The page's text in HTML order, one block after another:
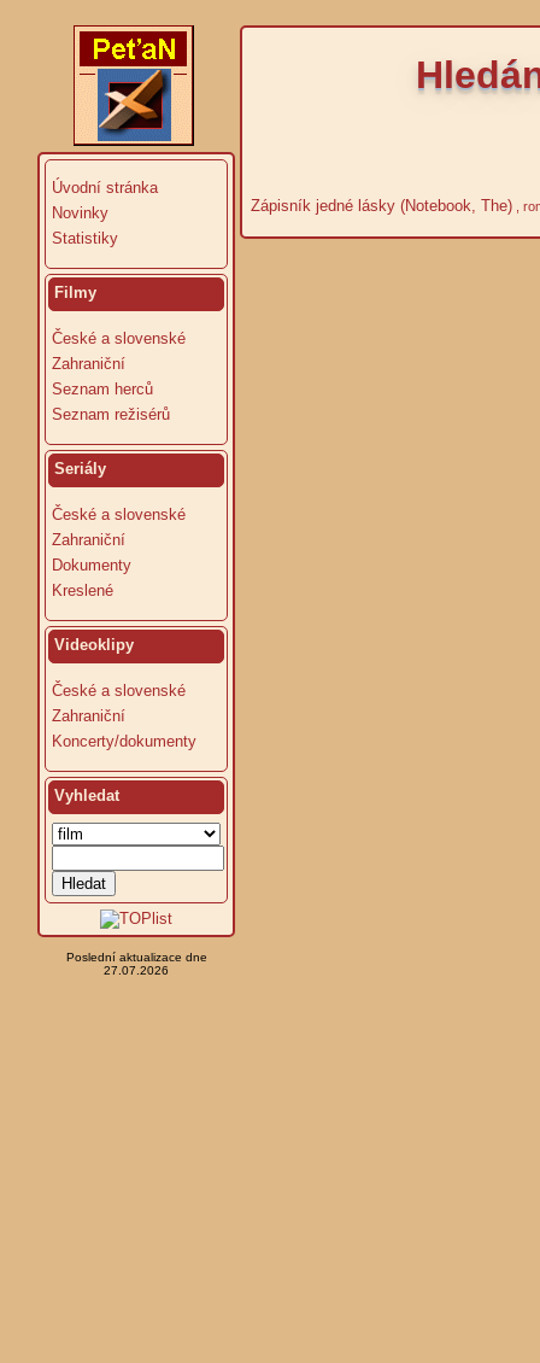
Úvodní stránka
Novinky
Statistiky
Filmy
České a slovenské
Zahraniční
Seznam herců
Seznam režisérů
Seriály
České a slovenské
Zahraniční
Dokumenty
Kreslené
Videoklipy
České a slovenské
Zahraniční
Koncerty/dokumenty
Vyhledat
Poslední aktualizace dne
27.07.2026
Zápisník jedné lásky (Notebook, The) ,